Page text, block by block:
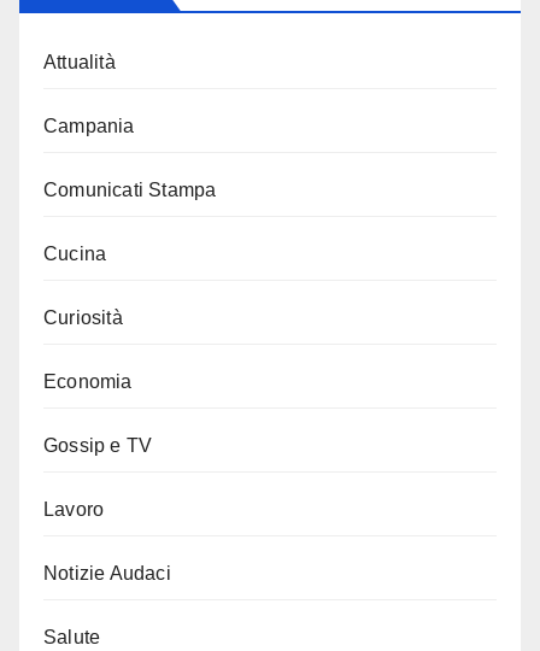
Attualità
Campania
Comunicati Stampa
Cucina
Curiosità
Economia
Gossip e TV
Lavoro
Notizie Audaci
Salute